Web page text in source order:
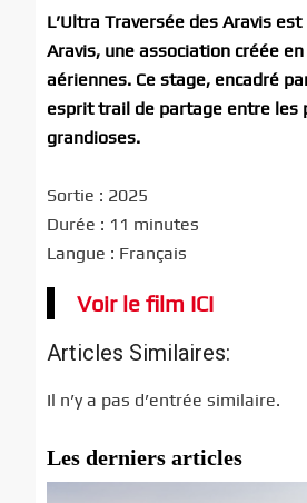
L’Ultra Traversée des Aravis
Aravis, une association créée
aériennes. Ce stage, encadré
esprit trail de partage entre les
grandioses.
Sortie : 2025
Durée : 11 minutes
Langue : Français
Voir le film ICI
Articles Similaires:
Il n’y a pas d’entrée similaire.
Les derniers articles